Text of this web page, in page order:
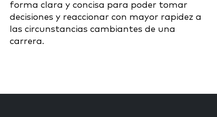
forma clara y concisa para poder tomar
decisiones y reaccionar con mayor rapidez a
las circunstancias cambiantes de una
carrera.